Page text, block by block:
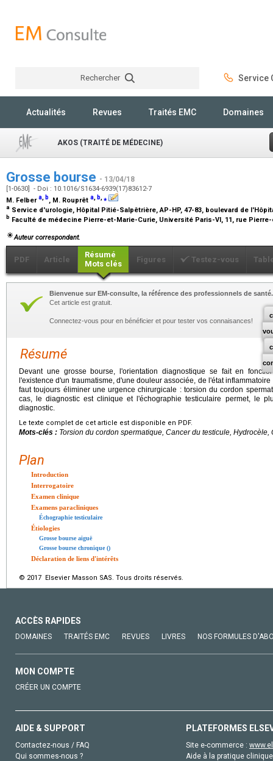
Rechercher Service
Actualités Revues Traités EMC Domaines
AKOS (TRAITÉ DE MÉDECINE)
Grosse bourse - 13/04/18
[1-0630] - Doi : 10.1016/S1634-6939(17)83612-7
M. Felbera, b, M. Rouprêt a, b,⁎
a Service d'urologie, Hôpital Pitié-Salpêtrière, AP-HP, 47-83, boulevard de
b Faculté de médecine Pierre-et-Marie-Curie, Université Paris-VI, 11, rue
Auteur correspondant.
PDF Article
Résumé
Mots clés
Figures Testez-vous
Bienvenue sur EM-consulte, la référence des professionnels de santé.
Cet article est gratuit.
Connectez-vous pour en bénéficier et pour tester vos connaisances!
Résumé
Devant une grosse bourse, l'orientation diagnostique se fait en
l'existence d'un traumatisme, d'une douleur associée, de l'état
faut toujours éliminer une urgence chirurgicale : torsion du cordon
cas, le diagnostic est clinique et l'échographie testiculaire permet, le
diagnostic.
Le texte complet de cet article est disponible en PDF.
Mots-clés : Torsion du cordon spermatique, Cancer du testicule, Hydrocèle,
Plan
Introduction
Interrogatoire
Examen clinique
Examens paracliniques
Échographie testiculaire
Étiologies
Grosse bourse aiguë
Grosse bourse chronique ()
Déclaration de liens d'intérêts
© 2017 Elsevier Masson SAS. Tous droits réservés.
ACCÈS RAPIDES
DOMAINES TRAITÉS EMC REVUES LIVRES NOS FORMULES
MON COMPTE
CRÉER UN COMPTE
AIDE & SUPPORT
Contactez-nous / FAQ
Qui sommes-nous ?
PLATEFORMES
Site e-commerce :
Aide à la pratique